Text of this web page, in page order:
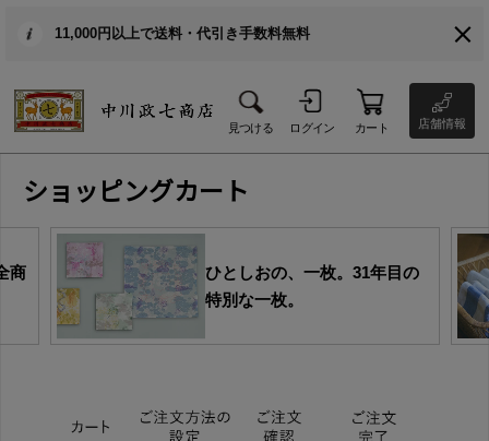
11,000円以上で送料・代引き手数料無料
見つける ログイン カート 店舗情報
ショッピングカート
商
ひとしおの、一枚。31年目の
特別な一枚。